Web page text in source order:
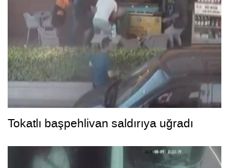
Tokatlı başpehlivan saldırıya uğradı